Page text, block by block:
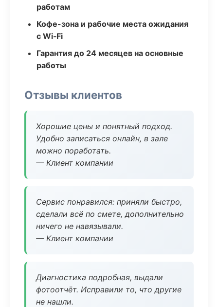
работам
Кофе-зона и рабочие места ожидания
с Wi‑Fi
Гарантия до 24 месяцев на основные
работы
Отзывы клиентов
Хорошие цены и понятный подход.
Удобно записаться онлайн, в зале
можно поработать.
— Клиент компании
Сервис понравился: приняли быстро,
сделали всё по смете, дополнительно
ничего не навязывали.
— Клиент компании
Диагностика подробная, выдали
фотоотчёт. Исправили то, что другие
не нашли.